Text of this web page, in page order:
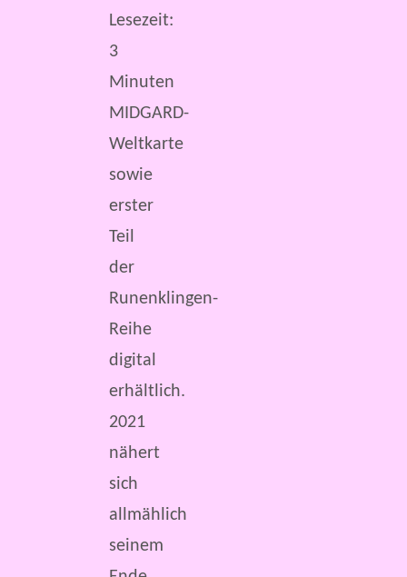
Lesezeit:
3
Minuten
MIDGARD-
Weltkarte
sowie
erster
Teil
der
Runenklingen-
Reihe
digital
erhältlich.
2021
nähert
sich
allmählich
seinem